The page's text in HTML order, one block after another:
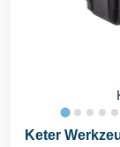
Keter